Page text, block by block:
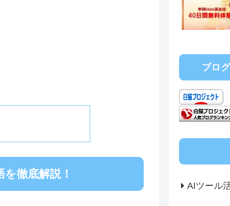
徹底解説！
ブロ
AIツール